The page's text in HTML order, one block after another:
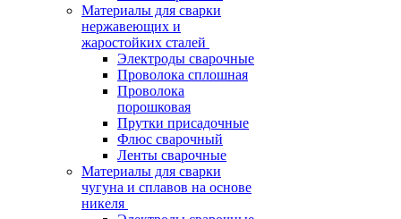
Материалы для сварки
нержавеющих и
жаростойких сталей
Электроды сварочные
Проволока сплошная
Проволока
порошковая
Прутки присадочные
Флюс сварочный
Ленты сварочные
Материалы для сварки
чугуна и сплавов на основе
никеля